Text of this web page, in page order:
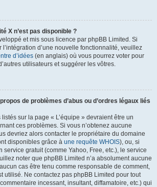
X n’est pas disponible ?
et mis sous licence par phpBB Limited. Si
d’une nouvelle fonctionnalité, veuillez
d’idées (en anglais) où vous pourrez voter pour
utilisateurs et suggérer les vôtres.
de problèmes d’abus ou d’ordres légaux liés
sur la page « L’équipe » devraient être un
ces problèmes. Si vous n’obtenez aucune
devriez alors contacter le propriétaire du domaine
disponibles grâce à une requête WHOIS), ou, si
service gratuit (comme Yahoo, Free, etc.), le service
noter que phpBB Limited n’a absolument aucune
cas être tenu comme responsable de comment,
utilisé. Ne contactez pas phpBB Limited pour tout
incessant, insultant, diffamatoire, etc.) qui